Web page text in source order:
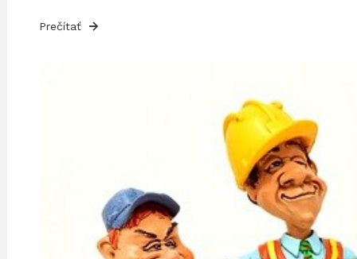
Prečítať